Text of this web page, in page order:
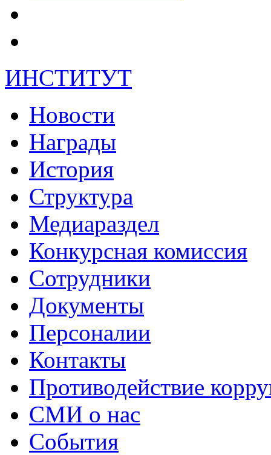
ИНСТИТУТ
Новости
Награды
История
Структура
Медиараздел
Конкурсная комиссия
Сотрудники
Документы
Персоналии
Контакты
Противодействие
СМИ о нас
События